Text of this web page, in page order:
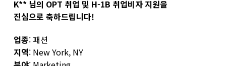
K** 님의 OPT 취업 및 H-1B 취업비자 지원을
진심으로 축하드립니다!
업종: 패션
지역: New York, NY